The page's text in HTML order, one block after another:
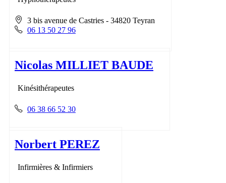
3 bis avenue de Castries - 34820 Teyran
06 13 50 27 96
Nicolas MILLIET BAUDE
Kinésithérapeutes
06 38 66 52 30
Norbert PEREZ
Infirmières & Infirmiers